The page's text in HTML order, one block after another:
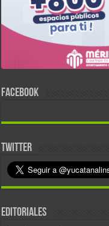
FACEBOOK
TWITTER
EDITORIALES